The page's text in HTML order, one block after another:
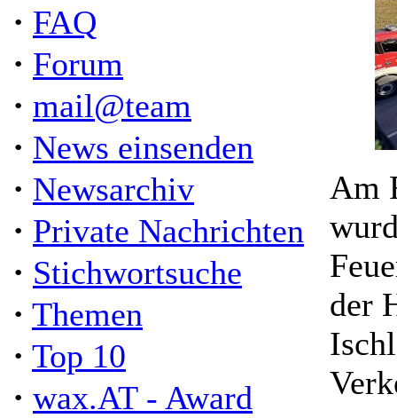
· FAQ
· Forum
· mail@team
· News einsenden
· Newsarchiv
· Private Nachrichten
· Stichwortsuche
· Themen
· Top 10
· wax.AT - Award
Am
der